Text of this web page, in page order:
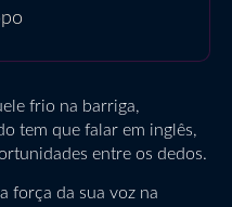
frio na barriga,
tem que falar em inglês,
entre os dedos.
força da sua voz na